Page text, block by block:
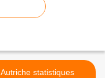
Autriche statistiques